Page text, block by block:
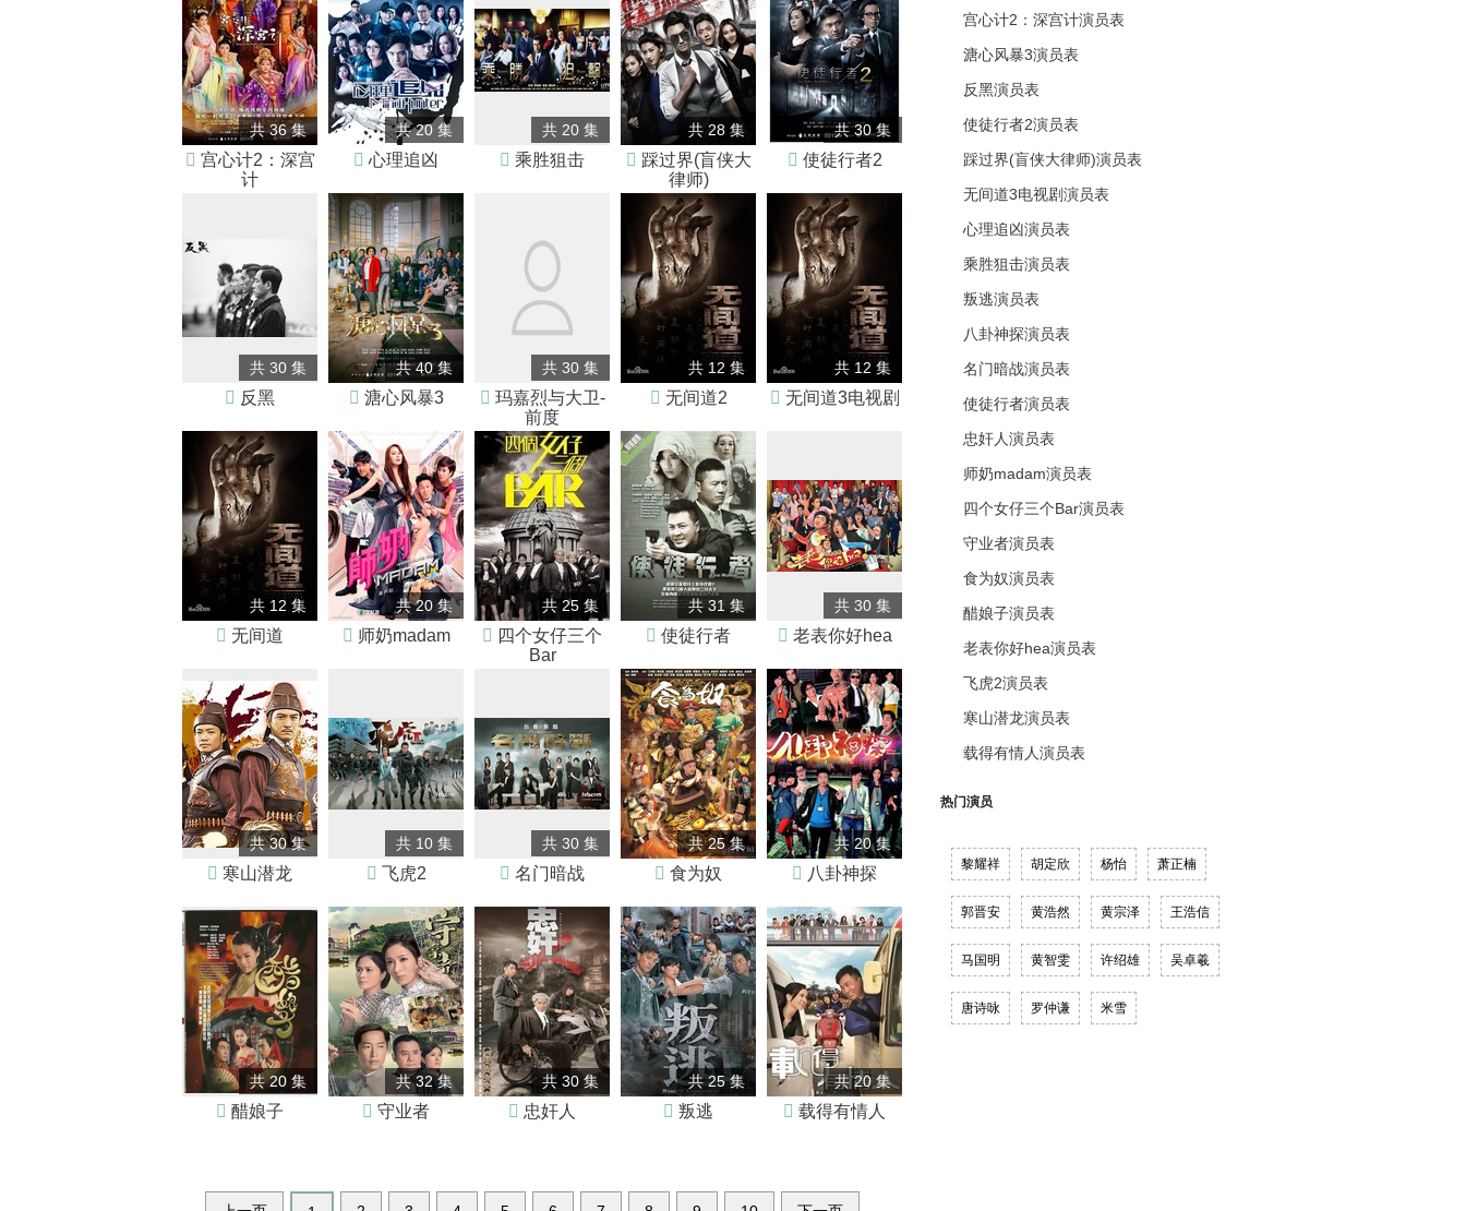
共 36 集
 宫心计2：深宫
计
共 20 集
 心理追凶
共 20 集
 乘胜狙击
共 28 集
 踩过界(盲侠大
律师)
共 30 集
 使徒行者2
共 30 集
 反黑
共 40 集
 溏心风暴3
共 30 集
 玛嘉烈与大卫-
前度
共 12 集
 无间道2
共 12 集
 无间道3电视剧
共 12 集
 无间道
共 20 集
 师奶madam
共 25 集
 四个女仔三个
Bar
共 31 集
 使徒行者
共 30 集
 老表你好hea
共 30 集
 寒山潜龙
共 10 集
 飞虎2
共 30 集
 名门暗战
共 25 集
 食为奴
共 20 集
 八卦神探
共 20 集
 醋娘子
共 32 集
 守业者
共 30 集
 忠奸人
共 25 集
 叛逃
共 20 集
 载得有情人
宫心计2：深宫计演员表
溏心风暴3演员表
反黑演员表
使徒行者2演员表
踩过界(盲侠大律师)演员表
无间道3电视剧演员表
心理追凶演员表
乘胜狙击演员表
叛逃演员表
八卦神探演员表
名门暗战演员表
使徒行者演员表
忠奸人演员表
师奶madam演员表
四个女仔三个Bar演员表
守业者演员表
食为奴演员表
醋娘子演员表
老表你好hea演员表
飞虎2演员表
寒山潜龙演员表
载得有情人演员表
热门演员
黎耀祥 胡定欣 杨怡 萧正楠
郭晋安 黄浩然 黄宗泽 王浩信
马国明 黄智雯 许绍雄 吴卓羲
唐诗咏 罗仲谦 米雪